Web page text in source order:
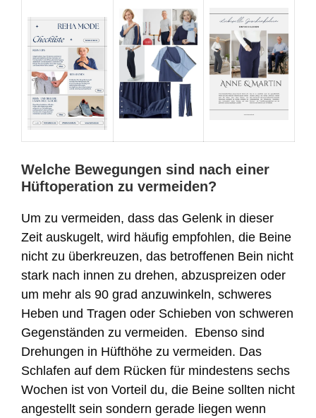
Welche Bewegungen sind nach einer
Hüftoperation zu vermeiden?
Um zu vermeiden, dass das Gelenk in dieser
Zeit auskugelt, wird häufig empfohlen, die Beine
nicht zu überkreuzen, das betroffenen Bein nicht
stark nach innen zu drehen, abzuspreizen oder
um mehr als 90 grad anzuwinkeln, schweres
Heben und Tragen oder Schieben von schweren
Gegenständen zu vermeiden. Ebenso sind
Drehungen in Hüfthöhe zu vermeiden. Das
Schlafen auf dem Rücken für mindestens sechs
Wochen ist von Vorteil du, die Beine sollten nicht
angestellt sein sondern gerade liegen wenn